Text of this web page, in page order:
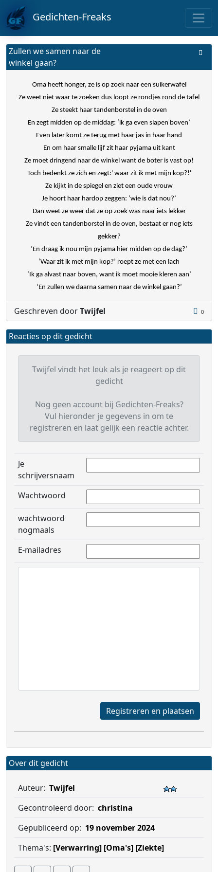
Gedichten-Freaks
Zullen we samen naar de
winkel gaan?
Oma heeft honger, ze is op zoek naar een suikerwafel
Ze weet niet waar te zoeken dus loopt ze rondjes rond de tafel
Ze steekt haar tandenborstel in de oven
En zegt midden op de middag: ‘ik ga even slapen boven’
Even later komt ze terug met haar jas in haar hand
En om haar smalle lijf zit haar pyjama uit kant
Ze moet dringend naar de winkel want de boter is vast op!
Toch bedenkt ze zich en zegt:' waar zit ik met mijn kop?!'
Ze kijkt in de spiegel en ziet een oude vrouw
Je hoort haar hardop zeggen: ‘wie is dat nou?’
Dan weet ze weer dat ze op zoek was naar iets lekker
Ze vindt een tandenborstel in de oven, bestaat er nog iets
gekker?
‘En draag ik nou mijn pyjama hier midden op de dag?’
‘Waar zit ik met mijn kop?’ roept ze met een lach
‘Ik ga alvast naar boven, want ik moet mooie kleren aan’
‘En zullen we daarna samen naar de winkel gaan?’
Geschreven doorTwijfel 0
Reacties op dit gedicht
Twijfel vindt het leuk als je reageert op dit
gedicht
Nog geen account bij Gedichten-Freaks?
Vul hieronder je gegevens in om te
registreren en laat gelijk een reactie achter.
Je
schrijversnaam
Wachtwoord
wachtwoord
nogmaals
E-mailadres
Registreren en plaatsen
Over dit gedicht
Auteur: Twijfel
Gecontroleerd door: christina
Gepubliceerd op: 19 november 2024
Thema's: [Verwarring] [Oma's] [Ziekte]